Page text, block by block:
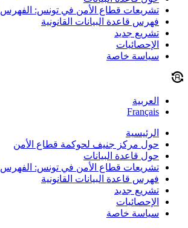
تشريعات قطاع الأمن في تونس: الفهرس 1956-2011
فهرس قاعدة البيانات القانونية
تشريع جديد
الإحصائيات
سياسة خاصة
العربية
Français
الرئيسية
حول مركز جنيف لحوكمة قطاع الأمن
حول قاعدة البيانات
تشريعات قطاع الأمن في تونس: الفهرس 1956-2011
فهرس قاعدة البيانات القانونية
تشريع جديد
الإحصائيات
سياسة خاصة